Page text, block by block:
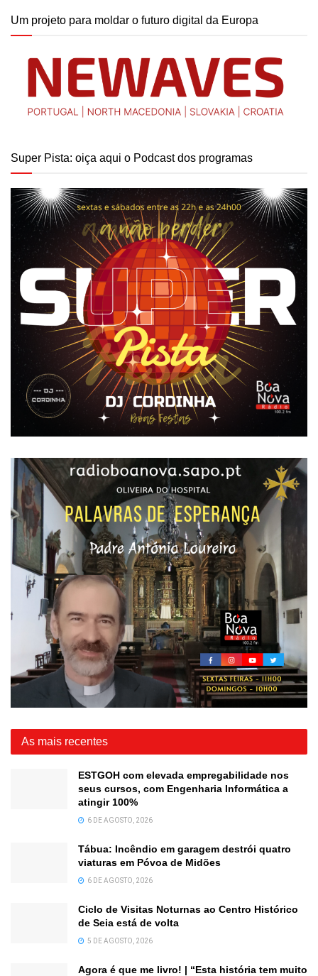
Um projeto para moldar o futuro digital da Europa
Super Pista: oiça aqui o Podcast dos programas
As mais recentes
ESTGOH com elevada empregabilidade nos
seus cursos, com Engenharia Informática a
atingir 100%
6 DE AGOSTO, 2026
Tábua: Incêndio em garagem destrói quatro
viaturas em Póvoa de Midões
6 DE AGOSTO, 2026
Ciclo de Visitas Noturnas ao Centro Histórico
de Seia está de volta
5 DE AGOSTO, 2026
Agora é que me livro! | “Esta história tem muito